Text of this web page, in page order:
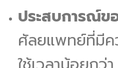
ประสบการณ์
ศัลยแพทย์ที่มีค